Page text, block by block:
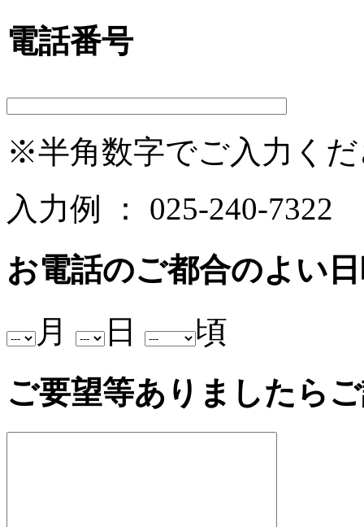
電話番号
※半角数字でご入力く
入力例 ： 025-240-7322
お電話のご都合のよい
月
日
頃
ご要望等ありましたら